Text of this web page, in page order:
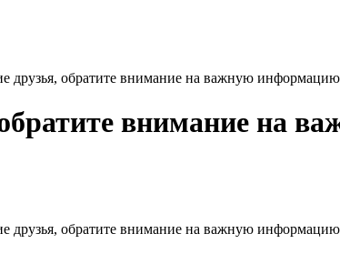
друзья, обратите внимание на важную
внимание на
друзья, обратите внимание на важную